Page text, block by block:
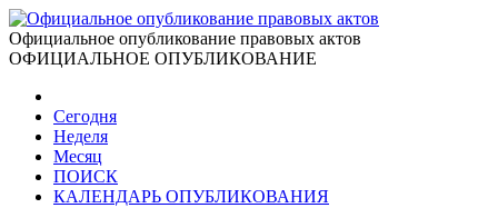
Официальное опубликование правовых актов
ОФИЦИАЛЬНОЕ ОПУБЛИКОВАНИЕ
Сегодня
Неделя
Месяц
ПОИСК
КАЛЕНДАРЬ ОПУБЛИКОВАНИЯ